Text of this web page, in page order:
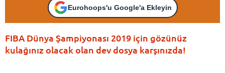
Eurohoops'u Google'a Ekleyin
FIBA Dünya Şampiyonası 2019 için gözünüz
kulağınız olacak olan dev dosya karşınızda!